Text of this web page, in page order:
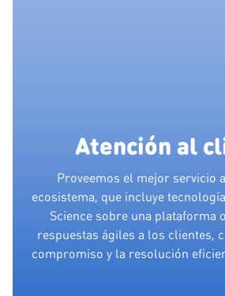
Atención al
Proveemos el mejor servicio
ecosistema, que incluye
Science sobre una plataforma
respuestas ágiles a los clientes,
compromiso y la resolución